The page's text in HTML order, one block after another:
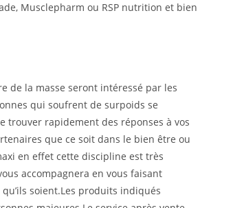
Musclepharm ou RSP nutrition et bien
de la masse seront intéressé par les
qui soufrent de surpoids se
trouver rapidement des réponses à vos
que ce soit dans le bien être ou
en effet cette discipline est très
accompagnera en vous faisant
soient.Les produits indiqués